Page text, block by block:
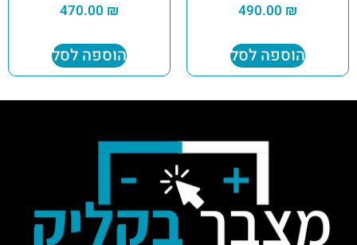
490.00 ₪
הוספה לסל
470.00 ₪
הוספה לסל